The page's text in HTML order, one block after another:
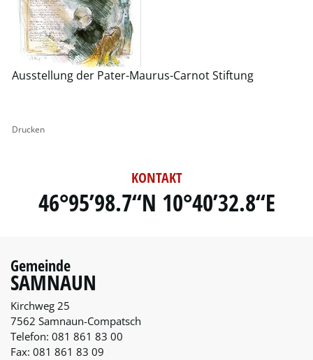
Ausstellung der Pater-Maurus-Carnot Stiftung
Drucken
46°95’98.7“N 10°40’32.8“E
KONTAKT
Gemeinde
SAMNAUN
Kirchweg 25
7562 Samnaun-Compatsch
Telefon: 081 861 83 00
Fax: 081 861 83 09